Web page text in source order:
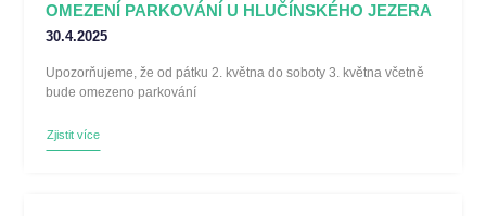
OMEZENÍ PARKOVÁNÍ U HLUČÍNSKÉHO JEZERA
30.4.2025
Upozorňujeme, že od pátku 2. května do soboty 3. května včetně
bude omezeno parkování
Zjistit více